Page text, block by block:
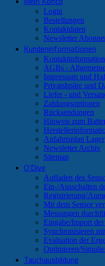
Login
Bestellungen
Kontaktdaten
Newsletter
Kundeninformationen
AGBs -
Impressum und
Privatshpäre und
Liefer - und
Zahlungsoptionen
Rücksendungen
Hinweis zum
Anfahrtsplan Lager
Newsletter Archiv
Sitemap
O'Dive
Aufladen des
Ein-/Ausschalten
Registrierung/
Mit dem Sensor
Messungen
Eingabe/Import
Synchronisieren
Evaluation der
Optimieren/
Tauchausbildung